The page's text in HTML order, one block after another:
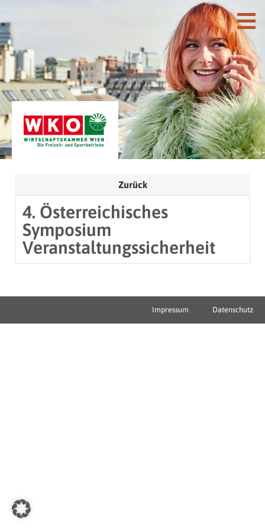
Zurück
4. Österreichisches
Symposium
Veranstaltungssicherheit
Impressum Datenschutz